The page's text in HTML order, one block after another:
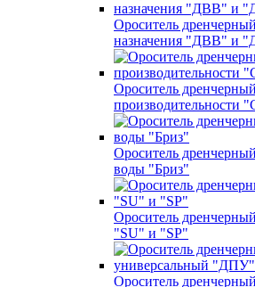
Ороситель
назначения "ДВВ" и
Ороситель
производительности
Ороситель
воды "Бриз"
Ороситель
"SU" и "SP"
Ороситель